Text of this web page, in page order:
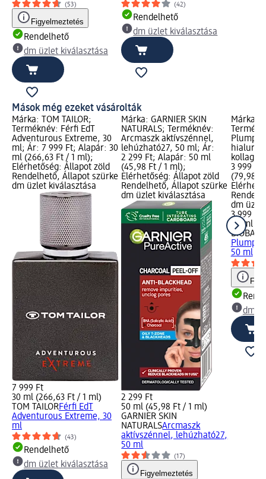
(53)
Figyelmeztetés
Rendelhető
dm üzlet kiválasztása
(42)
Rendelhető
dm üzlet kiválasztása
Mások még ezeket vásárolták
Márka: TOM TAILOR;
Terméknév: Férfi EdT
Adventurous Extreme, 30
ml; Ár: 7 999 Ft; Alapár: 30
ml (266,63 Ft / 1 ml);
Elérhetőség: Állapot zöld
Rendelhető, Állapot szürke
dm üzlet kiválasztása
7 999 Ft
30 ml (266,63 Ft / 1 ml)
TOM TAILORFérfi EdT
Adventurous Extreme, 30
ml
(43)
Rendelhető
dm üzlet kiválasztása
Márka: GARNIER SKIN
NATURALS; Terméknév:
Arcmaszk aktívszénnel,
lehúzható27, 50 ml; Ár:
2 299 Ft; Alapár: 50 ml
(45,98 Ft / 1 ml);
Elérhetőség: Állapot zöld
Rendelhető, Állapot szürke
dm üzlet kiválasztása
2 299 Ft
50 ml (45,98 Ft / 1 ml)
GARNIER SKIN
NATURALSArcmaszk
aktívszénnel, lehúzható27,
50 ml
(17)
Figyelmeztetés
Márka:
Plump
3 999
(79,98
dm
3 999 Ft
50 ml
Plump
50 ml
dm